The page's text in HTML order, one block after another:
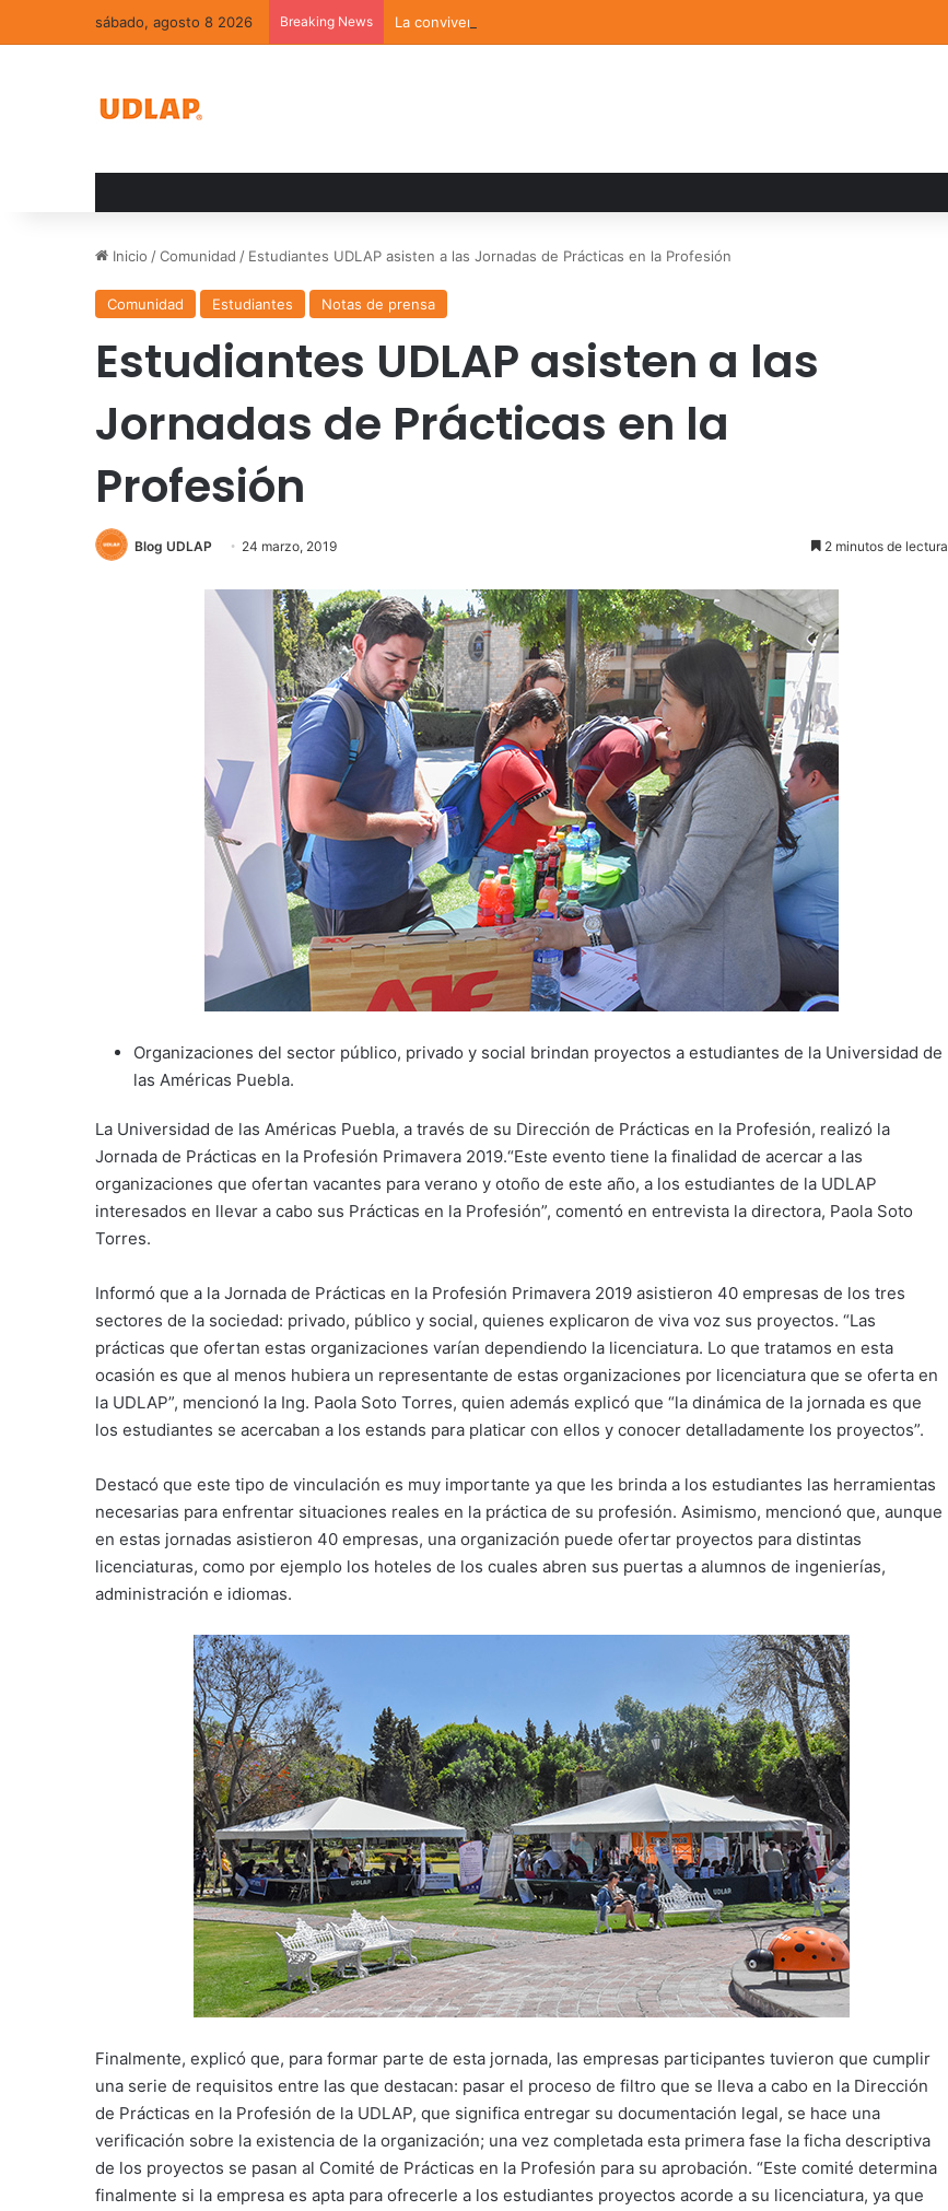
sábado, agosto 8 2026 Breaking News La convivencia familiar marca el cierre del Curso de Verano de Escuelas Aztecas
Inicio /Comunidad / Estudiantes UDLAP asisten a las Jornadas de Prácticas en la Profesión
Comunidad Estudiantes Notas de prensa
Estudiantes UDLAP asisten a las
Jornadas de Prácticas en la
Profesión
Blog UDLAP 24 marzo, 2019 2 minutos de lectura
Organizaciones del sector público, privado y social brindan proyectos a estudiantes de la Universidad de
las Américas Puebla.
La Universidad de las Américas Puebla, a través de su Dirección de Prácticas en la Profesión, realizó la
Jornada de Prácticas en la Profesión Primavera 2019.“Este evento tiene la finalidad de acercar a las
organizaciones que ofertan vacantes para verano y otoño de este año, a los estudiantes de la UDLAP
interesados en llevar a cabo sus Prácticas en la Profesión”, comentó en entrevista la directora, Paola Soto
Torres.
Informó que a la Jornada de Prácticas en la Profesión Primavera 2019 asistieron 40 empresas de los tres
sectores de la sociedad: privado, público y social, quienes explicaron de viva voz sus proyectos. “Las
prácticas que ofertan estas organizaciones varían dependiendo la licenciatura. Lo que tratamos en esta
ocasión es que al menos hubiera un representante de estas organizaciones por licenciatura que se oferta en
la UDLAP”, mencionó la Ing. Paola Soto Torres, quien además explicó que “la dinámica de la jornada es que
los estudiantes se acercaban a los estands para platicar con ellos y conocer detalladamente los proyectos”.
Destacó que este tipo de vinculación es muy importante ya que les brinda a los estudiantes las herramientas
necesarias para enfrentar situaciones reales en la práctica de su profesión. Asimismo, mencionó que, aunque
en estas jornadas asistieron 40 empresas, una organización puede ofertar proyectos para distintas
licenciaturas, como por ejemplo los hoteles de los cuales abren sus puertas a alumnos de ingenierías,
administración e idiomas.
Finalmente, explicó que, para formar parte de esta jornada, las empresas participantes tuvieron que cumplir
una serie de requisitos entre las que destacan: pasar el proceso de filtro que se lleva a cabo en la Dirección
de Prácticas en la Profesión de la UDLAP, que significa entregar su documentación legal, se hace una
verificación sobre la existencia de la organización; una vez completada esta primera fase la ficha descriptiva
de los proyectos se pasan al Comité de Prácticas en la Profesión para su aprobación. “Este comité determina
finalmente si la empresa es apta para ofrecerle a los estudiantes proyectos acorde a su licenciatura, ya que